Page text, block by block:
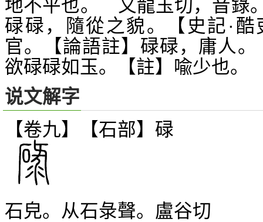
地不平也。 又龍玉切，音錄
碌碌，隨從之貌。【史記·
官。【論語註】碌碌，庸人
欲碌碌如玉。【註】喩少也。
说文解字
【卷九】【石部】 碌
石皃。从石彔聲。盧谷切